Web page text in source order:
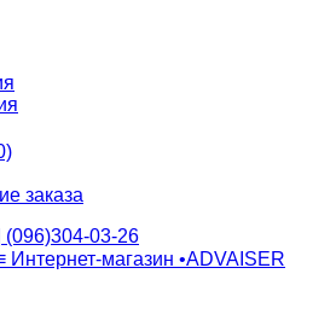
заказа
(096)304-03-26
магазин •ADVAISER